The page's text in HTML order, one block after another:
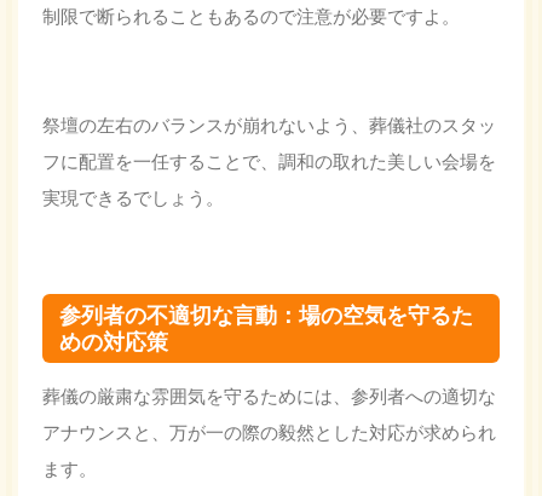
制限で断られることもあるので注意が必要ですよ。
祭壇の左右のバランスが崩れないよう、葬儀社のスタッ
フに配置を一任することで、調和の取れた美しい会場を
実現できるでしょう。
参列者の不適切な言動：場の空気を守るた
めの対応策
葬儀の厳粛な雰囲気を守るためには、参列者への適切な
アナウンスと、万が一の際の毅然とした対応が求められ
ます。